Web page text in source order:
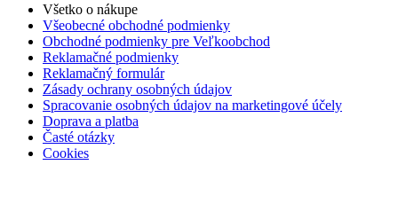
Všetko o nákupe
Všeobecné obchodné podmienky
Obchodné podmienky pre Veľkoobchod
Reklamačné podmienky
Reklamačný formulár
Zásady ochrany osobných údajov
Spracovanie osobných údajov na marketingové účely
Doprava a platba
Časté otázky
Cookies